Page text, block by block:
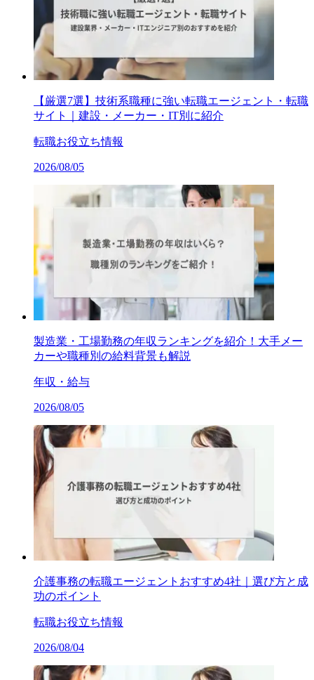
【厳選7選】技術系職種に強い転職エージェント・転職
サイト｜建設・メーカー・IT別に紹介
転職お役立ち情報
2026/08/05
製造業・工場勤務の年収ランキングを紹介！大手メー
カーや職種別の給料背景も解説
年収・給与
2026/08/05
介護事務の転職エージェントおすすめ4社｜選び方と成
功のポイント
転職お役立ち情報
2026/08/04